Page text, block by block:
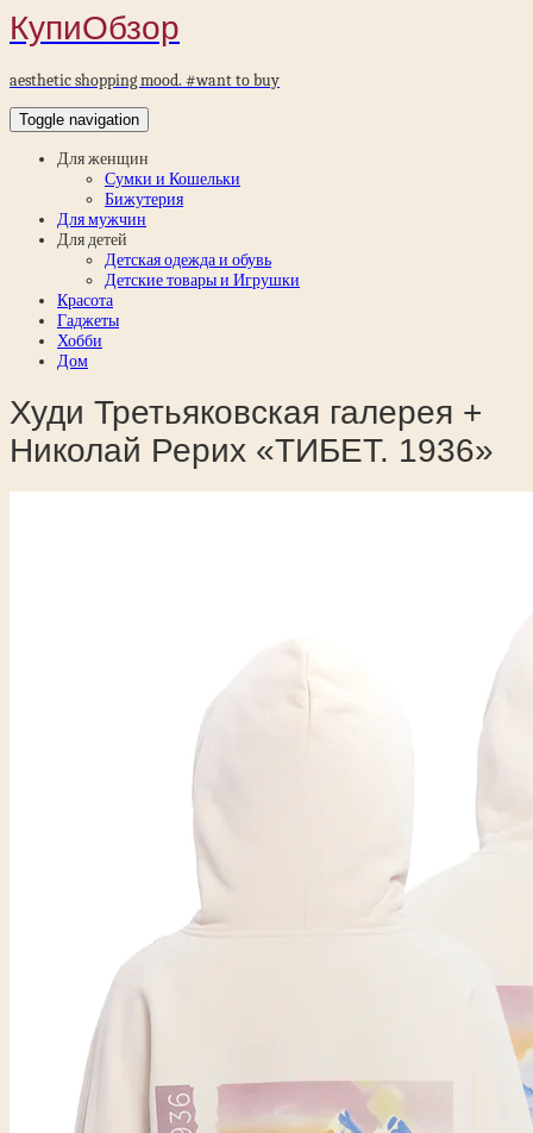
КупиОбзор
aesthetic shopping mood. #want to buy
Toggle navigation
Для женщин
Сумки и Кошельки
Бижутерия
Для мужчин
Для детей
Детская одежда и обувь
Детские товары и Игрушки
Красота
Гаджеты
Хобби
Дом
Худи Третьяковская галерея +
Николай Рерих «ТИБЕТ. 1936»